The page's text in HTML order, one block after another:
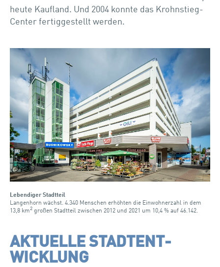
heute Kaufland. Und 2004 konnte das Krohnstieg-
Center fertiggestellt werden.
Lebendiger Stadtteil
Langenhorn wächst. 4.340 Menschen erhöhten die Einwohnerzahl in dem
13,8 km 2 großen Stadtteil zwischen 2012 und 2021 um 10,4 % auf 46.142.
AKTUELLE STADTENT­
WICKLUNG